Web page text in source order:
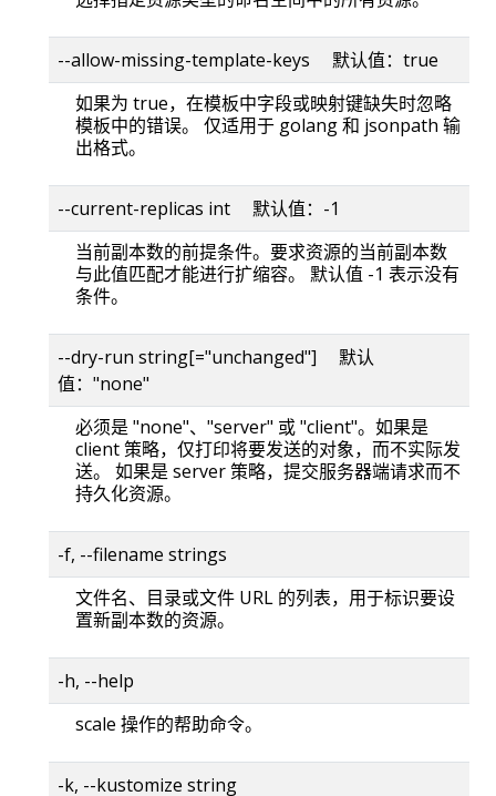
--allow-missing-template-keys 默认值：true
如果为 true，在模板中字段或映射键缺失时忽略
模板中的错误。 仅适用于 golang 和 jsonpath 输
出格式。
--current-replicas int 默认值：-1
当前副本数的前提条件。要求资源的当前副本数
与此值匹配才能进行扩缩容。 默认值 -1 表示没有
条件。
--dry-run string[="unchanged"] 默认
值："none"
必须是 "none"、"server" 或 "client"。如果是
client 策略，仅打印将要发送的对象，而不实际发
送。 如果是 server 策略，提交服务器端请求而不
持久化资源。
-f, --filename strings
文件名、目录或文件 URL 的列表，用于标识要设
置新副本数的资源。
-h, --help
scale 操作的帮助命令。
-k, --kustomize string